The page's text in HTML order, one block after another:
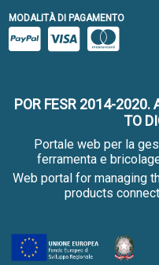
MODALITÀ DI PAGAMENTO
POR FESR 2014-2020.
TO
Portale web per la
ferramenta e
Web portal for managing
products